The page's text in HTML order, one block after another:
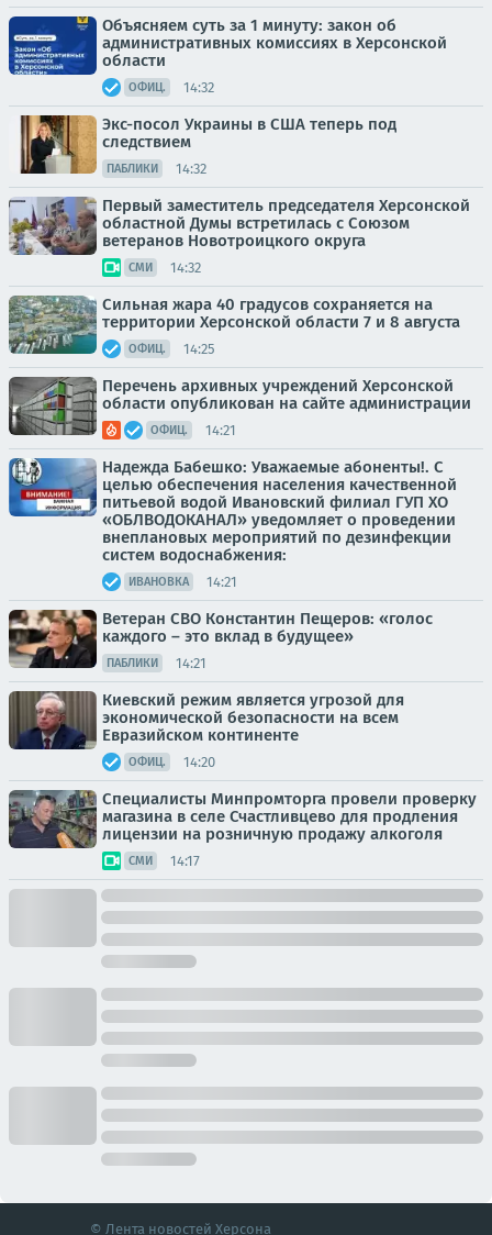
Объясняем суть за 1 минуту: закон об
административных комиссиях в Херсонской
области
ОФИЦ. 14:32
Экс-посол Украины в США теперь под
следствием
ПАБЛИКИ 14:32
Первый заместитель председателя Херсонской
областной Думы встретилась с Союзом
ветеранов Новотроицкого округа
СМИ 14:32
Сильная жара 40 градусов сохраняется на
территории Херсонской области 7 и 8 августа
ОФИЦ. 14:25
Перечень архивных учреждений Херсонской
области опубликован на сайте администрации
ОФИЦ. 14:21
Надежда Бабешко: Уважаемые абоненты!. С
целью обеспечения населения качественной
питьевой водой Ивановский филиал ГУП ХО
«ОБЛВОДОКАНАЛ» уведомляет о проведении
внеплановых мероприятий по дезинфекции
систем водоснабжения:
ИВАНОВКА 14:21
Ветеран СВО Константин Пещеров: «голос
каждого – это вклад в будущее»
ПАБЛИКИ 14:21
Киевский режим является угрозой для
экономической безопасности на всем
Евразийском континенте
ОФИЦ. 14:20
Специалисты Минпромторга провели проверку
магазина в селе Счастливцево для продления
лицензии на розничную продажу алкоголя
СМИ 14:17
© Лента новостей Херсона